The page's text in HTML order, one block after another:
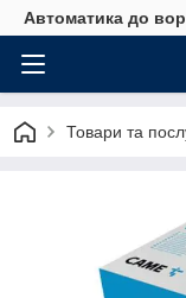
Автоматика до
Товари та